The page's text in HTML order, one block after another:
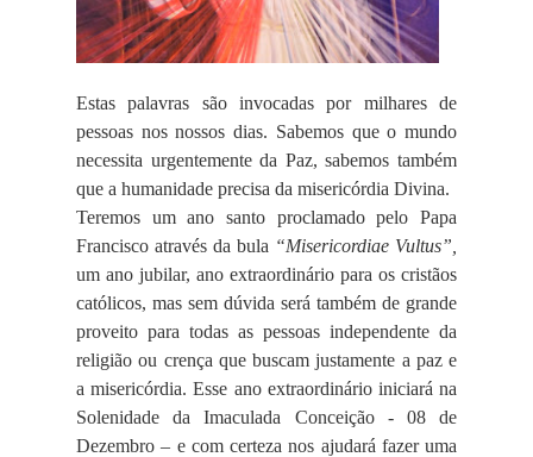
Estas palavras são invocadas por milhares de
pessoas nos nossos dias. Sabemos que o mundo
necessita urgentemente da Paz, sabemos também
que a humanidade precisa da misericórdia Divina.
Teremos um ano santo proclamado pelo Papa
Francisco através da bula “Misericordiae Vultus”,
um ano jubilar, ano extraordinário para os cristãos
católicos, mas sem dúvida será também de grande
proveito para todas as pessoas independente da
religião ou crença que buscam justamente a paz e
a misericórdia. Esse ano extraordinário iniciará na
Solenidade da Imaculada Conceição - 08 de
Dezembro – e com certeza nos ajudará fazer uma